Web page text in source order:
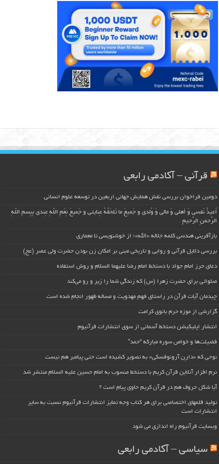
قرآنی – آکادمی رابعی
دومین فراخوان بررسی نقش همایش جهانی اربعین در توسعه علوم انسانی
اُعیذُ نَفسی وَ أهلی وَ مالی وَ وُلدی و جَمیعَ ما تَلحَقُهُ عِنایتی و جَمیعَ نِعَمِ اللّهِ عِندی بِبِسمِ اللّهِ
الرَّحمنِ الرَّحیمِ
بازآفرینی هندسی کلمه جلاله «الله»؛ از خوشنویسی تا معماری
بررسی دلایل قرآنی و روایی و تاریخی مبنی بر امکان زن بودن حضرت ولی عصر (عج)
دعای حرز امام جواد با دستخط امام رضا علیهما السلام و روش استفاده
صلواتی برای حضرت زهرا (س) که زندگی شما را زیر و رو می‌کند
چیدمان آیات قرآن در راستای فهم مهدویت و مساله ظهور انجام شده است
گزارشی از موزه حرم بانوی کرامت
انتشار اپلیکیشن دستخط آسمانی از سوی انتشارات قرآنیوم
فضیلت‌ها و خواص سوره مبارکه “حمد”
نوحی که «دارِن آرونوفسکی» به تصویر کشیده است حتی پیامبر هم نیست
نرم افزار آنلاین قرآن کریم با دستخط منسوب به امام حسین علیه السلام منتشر شد
آیا شکل حروف هم در قرآن کریم حاوی پیام است ؟
تولید قلمهای اختصاصی برای هر کتاب وجه تمایز انتشارات قرآنیوم نسبت به سایر
انتشارات است
وبسایت قرآنیوم راه اندازی می شود
سیاسی – آکادمی رابعی